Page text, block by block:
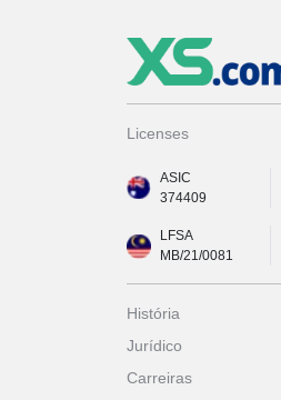
Licenses
ASIC
374409
LFSA
MB/21/0081
História
Jurídico
Carreiras